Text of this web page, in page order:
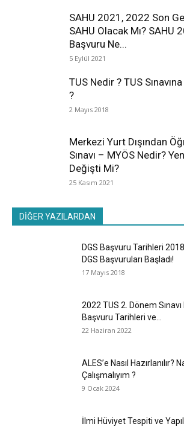
SAHU 2021, 2022 Son
SAHU Olacak Mı? SAHU
Başvuru Ne...
5 Eylül 2021
TUS Nedir ? TUS
?
2 Mayıs 2018
Merkezi Yurt Dışından
Sınavı – MYÖS Nedir?
Değişti Mi?
25 Kasım 2021
DİĞER YAZILARDAN
DGS Başvuru Tarihleri
DGS Başvuruları Başladı!
17 Mayıs 2018
2022 TUS 2. Dönem
Başvuru Tarihleri ve...
22 Haziran 2022
ALES’e Nasıl Hazırlanılır?
Çalışmalıyım ?
9 Ocak 2024
İlmi Hüviyet Tespiti ve